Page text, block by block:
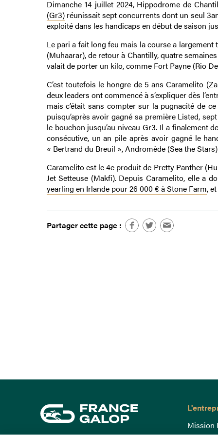
Dimanche 14 juillet 2024, Hippodrome de
(Gr3)réunissait sept concurrents dont un seul
exploité dans les handicaps en début de saison
Le pari a fait long feu mais la course a largement
(Muhaarar), de retour à Chantilly, quatre
valait de porter un kilo, comme Fort Payne (Rio
C’est toutefois le hongre de 5 ans Caramelito
deux leaders ont commencé à s’expliquer dès
mais c’était sans compter sur la pugnacité de
puisqu’après avoir gagné sa première Listed,
le bouchon jusqu’au niveau Gr3. Il a finalement
consécutive, un an pile après avoir gagné le
« Bertrand du Breuil », Andromède (Sea the
Caramelito est le 4e produit de Pretty Panther
Jet Setteuse (Makfi). Depuis Caramelito, elle a
yearling en Irlande pour 26 000 € à Stone Farm,
Partager cette page :
Mission